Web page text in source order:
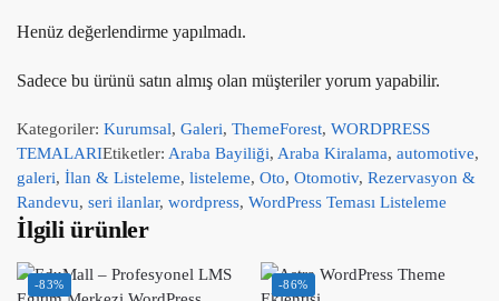
Henüz değerlendirme yapılmadı.
Sadece bu ürünü satın almış olan müşteriler yorum yapabilir.
Kategoriler: Kurumsal, Galeri, ThemeForest, WORDPRESS
TEMALARIEtiketler: Araba Bayiliği, Araba Kiralama, automotive,
galeri, İlan & Listeleme, listeleme, Oto, Otomotiv, Rezervasyon &
Randevu, seri ilanlar, wordpress, WordPress Teması Listeleme
İlgili ürünler
-83% -86%